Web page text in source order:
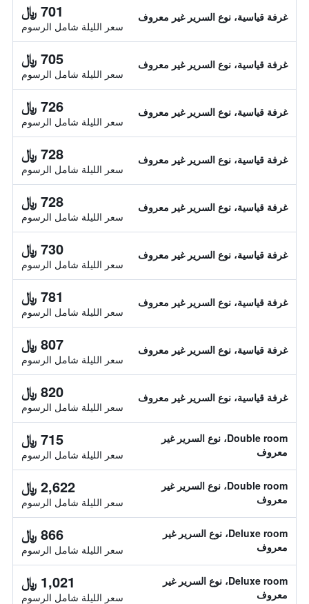
غرفة قياسية، نوع السرير غير معروف 701 ﷼
سعر الليلة شامل الرسوم
غرفة قياسية، نوع السرير غير معروف 705 ﷼
سعر الليلة شامل الرسوم
غرفة قياسية، نوع السرير غير معروف 726 ﷼
سعر الليلة شامل الرسوم
غرفة قياسية، نوع السرير غير معروف 728 ﷼
سعر الليلة شامل الرسوم
غرفة قياسية، نوع السرير غير معروف 728 ﷼
سعر الليلة شامل الرسوم
غرفة قياسية، نوع السرير غير معروف 730 ﷼
سعر الليلة شامل الرسوم
غرفة قياسية، نوع السرير غير معروف 781 ﷼
سعر الليلة شامل الرسوم
غرفة قياسية، نوع السرير غير معروف 807 ﷼
سعر الليلة شامل الرسوم
غرفة قياسية، نوع السرير غير معروف 820 ﷼
سعر الليلة شامل الرسوم
Double room، نوع السرير غير
معروف
715 ﷼
سعر الليلة شامل الرسوم
Double room، نوع السرير غير
معروف
2,622 ﷼
سعر الليلة شامل الرسوم
Deluxe room، نوع السرير غير
معروف
866 ﷼
سعر الليلة شامل الرسوم
Deluxe room، نوع السرير غير
معروف
1,021 ﷼
سعر الليلة شامل الرسوم